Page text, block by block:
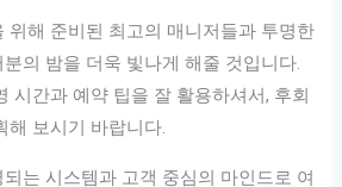
위해 준비된 최고의 매니저들과 투명한
의 밤을 더욱 빛나게 해줄 것입니다.
시간과 예약 팁을 잘 활용하셔서, 후회
해 보시기 바랍니다.
는 시스템과 고객 중심의 마인드로 여